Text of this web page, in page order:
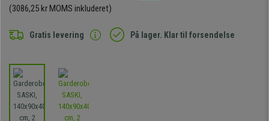
(3086,25 kr MOMS inkluderet)
Gratis levering På lager. Klar til forsendelse